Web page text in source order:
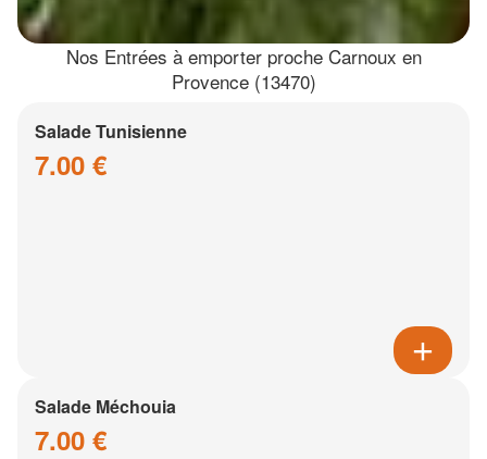
Nos Entrées à emporter proche Carnoux en
Provence (13470)
Salade Tunisienne
7.00 €
Salade Méchouia
7.00 €